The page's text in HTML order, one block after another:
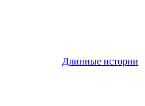
Длинные истории